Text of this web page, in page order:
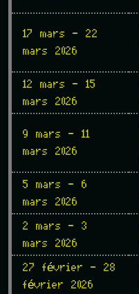
17 mars - 22
mars 2026
12 mars - 15
mars 2026
9 mars - 11
mars 2026
5 mars - 6
mars 2026
2 mars - 3
mars 2026
27 février - 28
février 2026